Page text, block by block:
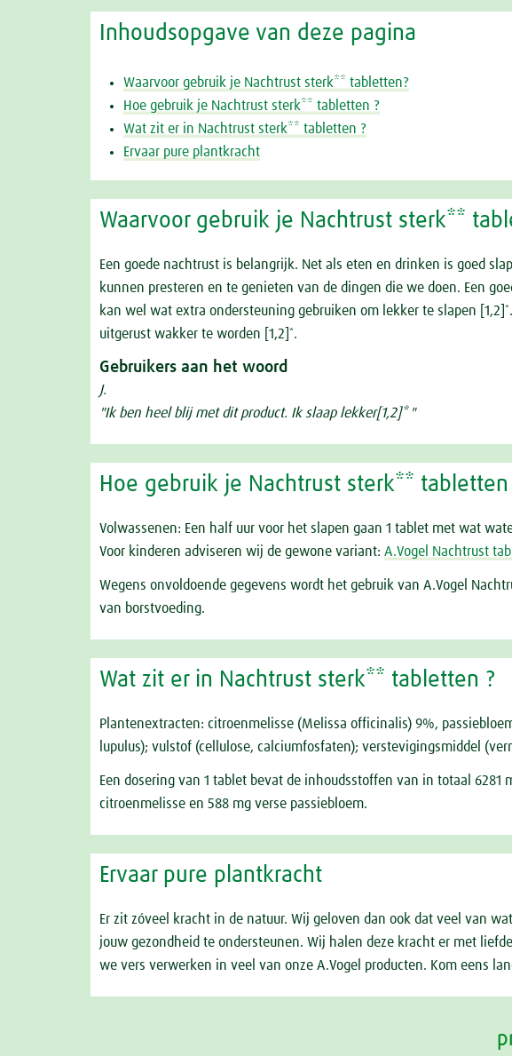
Inhoudsopgave van deze pagina
Waarvoor gebruik je Nachtrust sterk** tabletten?
Hoe gebruik je Nachtrust sterk** tabletten ?
Wat zit er in Nachtrust sterk** tabletten ?
Ervaar pure plantkracht
Waarvoor gebruik je Nachtrust sterk**
Een goede nachtrust is belangrijk. Net als eten en drinken is goed
kunnen presteren en te genieten van de dingen die we doen. Een
kan wel wat extra ondersteuning gebruiken om lekker te slapen [1,2] *
uitgerust wakker te worden [1,2] *.
Gebruikers aan het woord
J.
"Ik ben heel blij met dit product. Ik slaap lekker[1,2]* "
Hoe gebruik je Nachtrust sterk** tabletten
Volwassenen: Een half uur voor het slapen gaan 1 tablet met wat
Voor kinderen adviseren wij de gewone variant: A.Vogel Nachtrust
Wegens onvoldoende gegevens wordt het gebruik van A.Vogel
van borstvoeding.
Wat zit er in Nachtrust sterk** tabletten ?
Plantenextracten: citroenmelisse (Melissa officinalis) 9%,
lupulus); vulstof (cellulose, calciumfosfaten); verstevigingsmiddel
Een dosering van 1 tablet bevat de inhoudsstoffen van in totaal
citroenmelisse en 588 mg verse passiebloem.
Ervaar pure plantkracht
Er zit zóveel kracht in de natuur. Wij geloven dan ook dat veel van
jouw gezondheid te ondersteunen. Wij halen deze kracht er met
we vers verwerken in veel van onze A.Vogel producten. Kom eens